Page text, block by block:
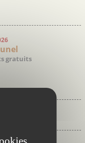
gratuits